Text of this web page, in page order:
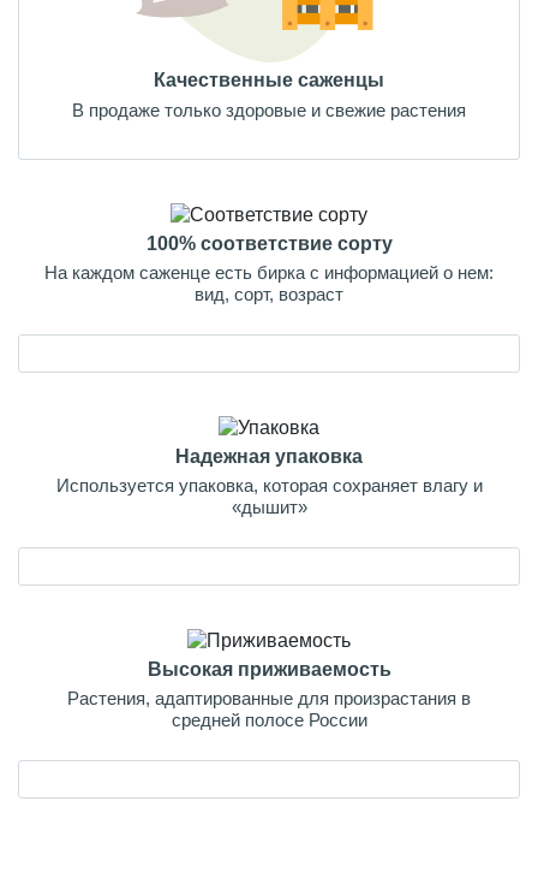
Качественные саженцы
В продаже только здоровые и свежие растения
100% соответствие сорту
На каждом саженце есть бирка с информацией о нем:
вид, сорт, возраст
Надежная упаковка
Используется упаковка, которая сохраняет влагу и
«дышит»
Высокая приживаемость
Растения, адаптированные для произрастания в
средней полосе России